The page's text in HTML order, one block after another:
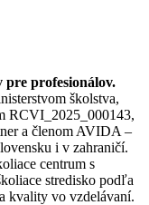
profesionálov.
školstva,
RCVI_2025_000143,
a členom AVIDA –
i v zahraničí.​​​​​​​​​​​​​​​​
centrum s
stredisko podľa
kvality vo vzdelávaní.